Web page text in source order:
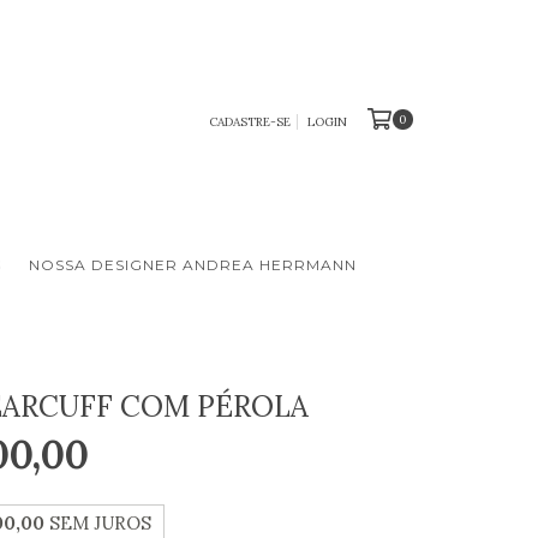
CADASTRE-SE LOGIN 0
NOSSA DESIGNER ANDREA HERRMANN
COM PÉROLA
SEM JUROS